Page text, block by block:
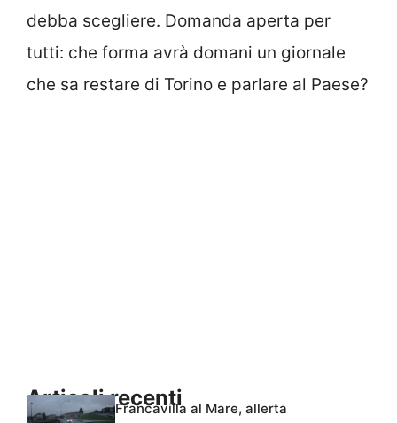
debba scegliere. Domanda aperta per
tutti: che forma avrà domani un giornale
che sa restare di Torino e parlare al Paese?
Articoli recentiFrancavilla al Mare, allerta